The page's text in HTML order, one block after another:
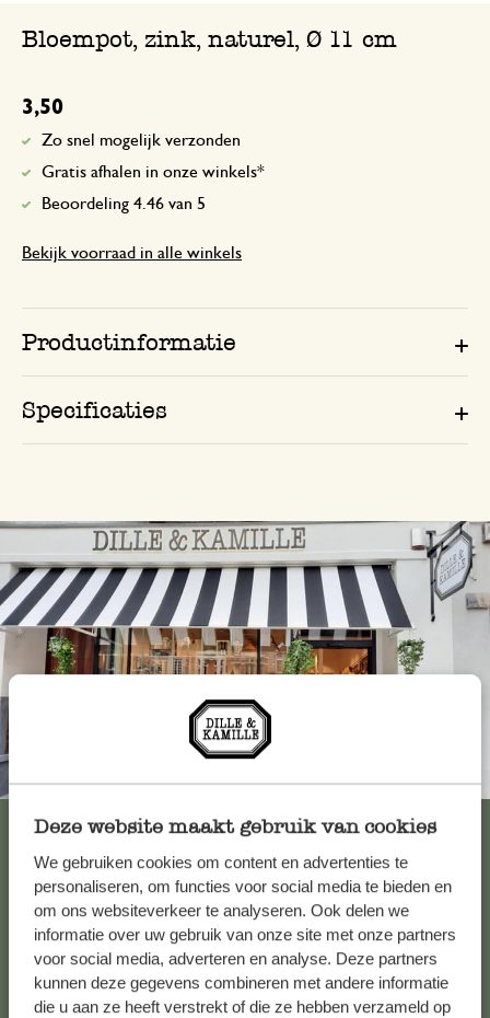
Deze website maakt gebruik van cookies
We gebruiken cookies om content en advertenties te
personaliseren, om functies voor social media te bieden en
om ons websiteverkeer te analyseren. Ook delen we
informatie over uw gebruik van onze site met onze partners
voor social media, adverteren en analyse. Deze partners
kunnen deze gegevens combineren met andere informatie
die u aan ze heeft verstrekt of die ze hebben verzameld op
Bloempot, zink, naturel, Ø 11 cm
3,50
Zo snel mogelijk verzonden
Gratis afhalen in onze winkels*
Beoordeling 4.46 van 5
Bekijk voorraad in alle winkels
Productinformatie
Specificaties
Altijd in de buurt
Bekijk alle 62 winkels
Klantenservice
Voor vragen, tips of hulp kun je contact opnemen met onze
klantenservice. Of bekijk hier het antwoord op de